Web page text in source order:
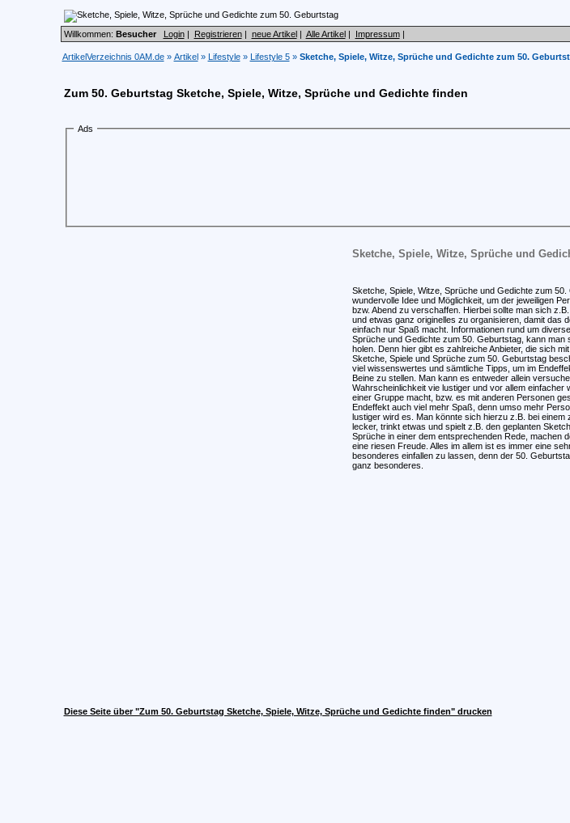
Willkommen: Besucher Login| Registrieren| neue Artikel| Alle Artikel| Impressum|
ArtikelVerzeichnis 0AM.de» Artikel» Lifestyle» Lifestyle 5» Sketche, Spiele, Witze, Sprüche und Gedichte zum 50.
Zum 50. Geburtstag Sketche, Spiele, Witze, Sprüche und Gedichte finden
Ads
Sketche, Spiele, Witze, Sprüche und
Sketche, Spiele, Witze, Sprüche und Gedichte zum
wundervolle Idee und Möglichkeit, um der jeweiligen
bzw. Abend zu verschaffen. Hierbei sollte man sich
und etwas ganz originelles zu organisieren, damit das
einfach nur Spaß macht. Informationen rund um
Sprüche und Gedichte zum 50. Geburtstag, kann man
holen. Denn hier gibt es zahlreiche Anbieter, die sich
Sketche, Spiele und Sprüche zum 50. Geburtstag
viel wissenswertes und sämtliche Tipps, um im
Beine zu stellen. Man kann es entweder allein
Wahrscheinlichkeit vie lustiger und vor allem einfacher
einer Gruppe macht, bzw. es mit anderen Personen
Endeffekt auch viel mehr Spaß, denn umso mehr
lustiger wird es. Man könnte sich hierzu z.B. bei einem
lecker, trinkt etwas und spielt z.B. den geplanten
Sprüche in einer dem entsprechenden Rede, machen
eine riesen Freude. Alles im allem ist es immer eine
besonderes einfallen zu lassen, denn der 50.
ganz besonderes.
Diese Seite über "Zum 50. Geburtstag Sketche, Spiele, Witze, Sprüche und Gedichte finden" drucken